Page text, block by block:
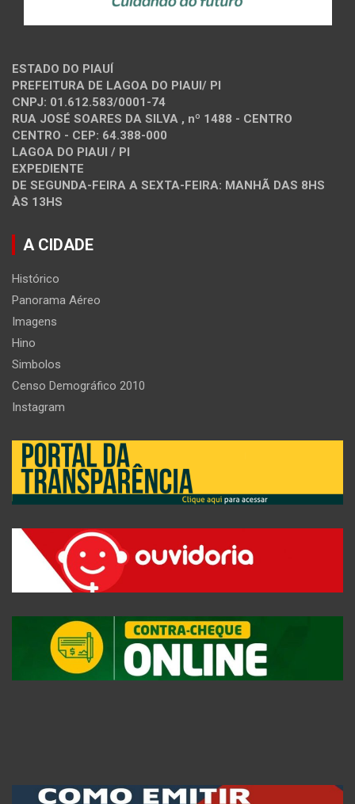
ESTADO DO PIAUÍ
PREFEITURA DE LAGOA DO PIAUI/ PI
CNPJ: 01.612.583/0001-74
RUA JOSÉ SOARES DA SILVA , nº 1488 - CENTRO
CENTRO - CEP: 64.388-000
LAGOA DO PIAUI / PI
EXPEDIENTE
DE SEGUNDA-FEIRA A SEXTA-FEIRA: MANHÃ DAS 8HS
ÀS 13HS
A CIDADE
Histórico
Panorama Aéreo
Imagens
Hino
Simbolos
Censo Demográfico 2010
Instagram